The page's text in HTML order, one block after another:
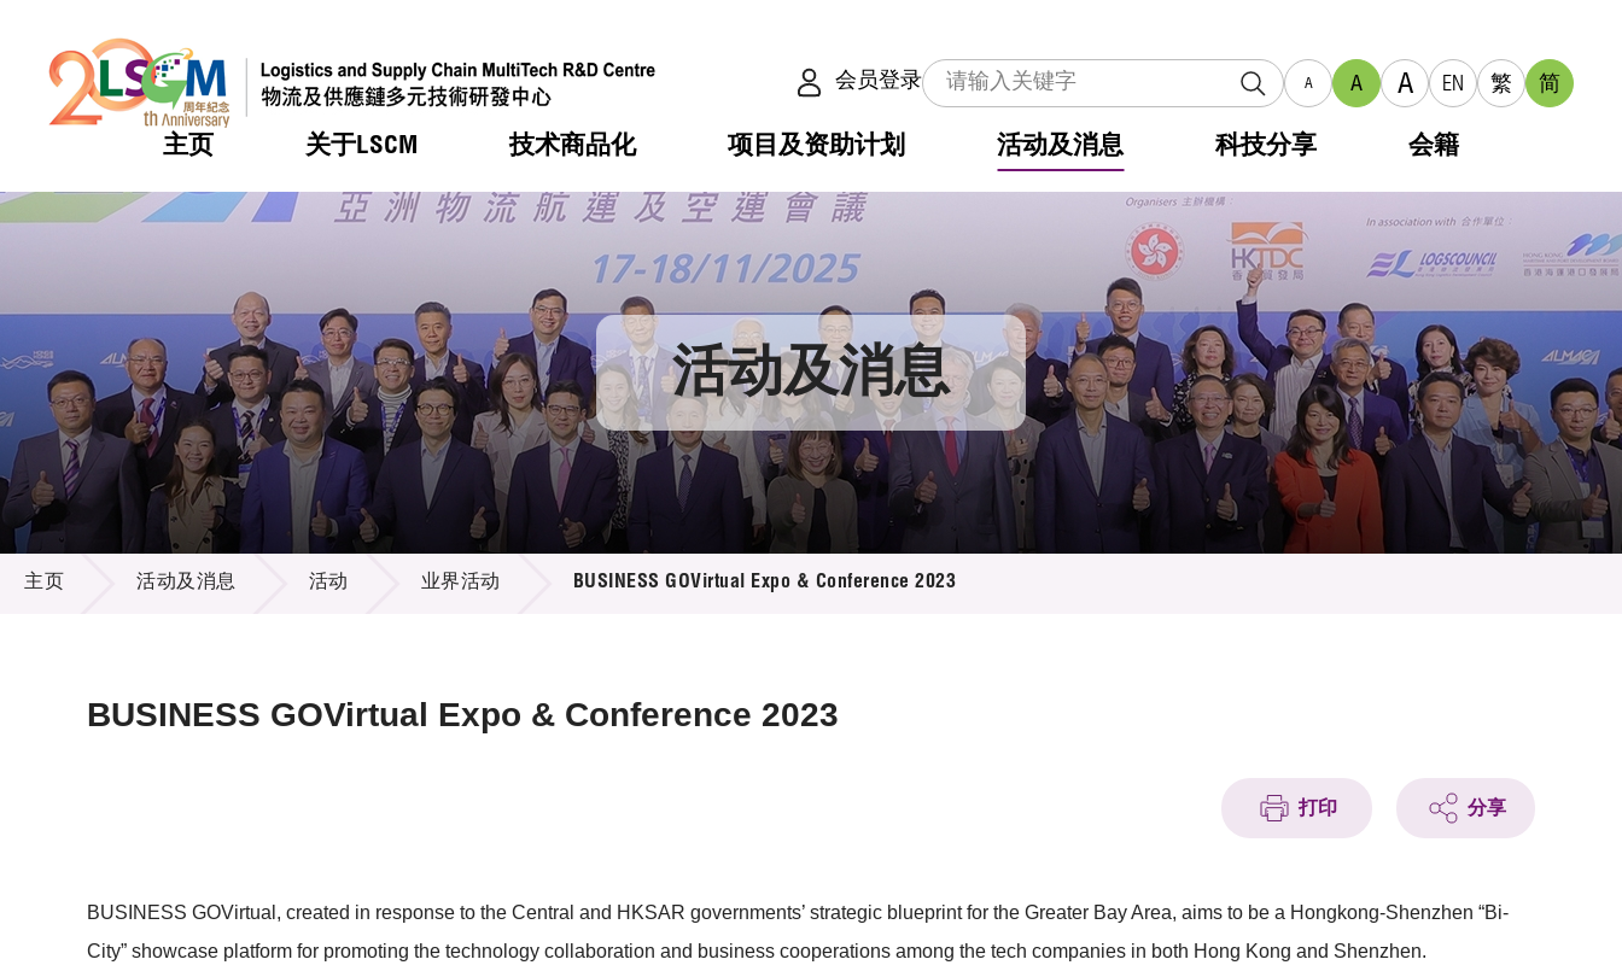
会员登录 A A A EN 繁 简
主页 关于LSCM
热门 机构简介
组织架构
组织架构
董事局
研究顾问
招标通告
技术商品化
热门 服务
可获授权之技术
应用于公共服务之创新技术
重点项目
项目及资助计划
热门 合作计划
资助计划
资助计划
税务优惠
申请
评审
征求研发项目计划书
项目资料库
活动及消息
热门 活动
奖项
新闻中心
媒体报导
新闻稿
资讯中心
多媒体
出版刊物
科技分享 会籍
热门 会籍及服务
会员列表
会员登入 活动及消息
活动及消息
主页 活动及消息 活动 业界活动 BUSINESS GOVirtual Expo & Conference 2023
BUSINESS GOVirtual Expo & Conference 2023
打印 分享
BUSINESS GOVirtual, created in response to the Central and HKSAR governments’ strategic blueprint for the Greater Bay Area, aims to be a Hongkong-Shenzhen “Bi-
City” showcase platform for promoting the technology collaboration and business cooperations among the tech companies in both Hong Kong and Shenzhen.